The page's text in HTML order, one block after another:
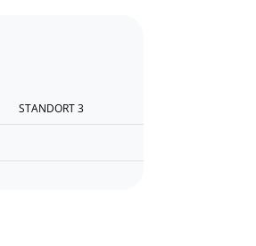
STANDORT 3